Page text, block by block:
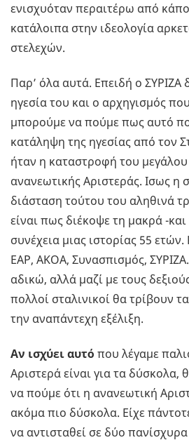
ενισχυόταν περαιτέρω από
κατάλοιπα στην ιδεολογία
στελεχών.
Παρ’ όλα αυτά. Επειδή ο
ηγεσία του και ο αρχηγισμός
μπορούμε να πούμε πως αυτό
κατάληψη της ηγεσίας από τον
ήταν η καταστροφή του
ανανεωτικής Αριστεράς. Ισως η
διάσταση τούτου του αληθινά
είναι πως διέκοψε τη μακρά -
συνέχεια μιας ιστορίας 55
ΕΑΡ, ΑΚΟΑ, Συνασπισμός,
αδικώ, αλλά μαζί με τους
πολλοί σταλινικοί θα τρίβουν
την αναπάντεχη εξέλιξη.
Αν ισχύει αυτό που λέγαμε
Αριστερά είναι για τα
να πούμε ότι η ανανεωτική
ακόμα πιο δύσκολα. Είχε
να αντισταθεί σε δύο